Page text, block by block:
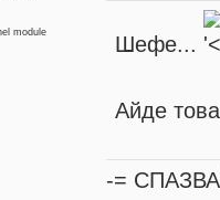
module
Шефе...
Айде
-=